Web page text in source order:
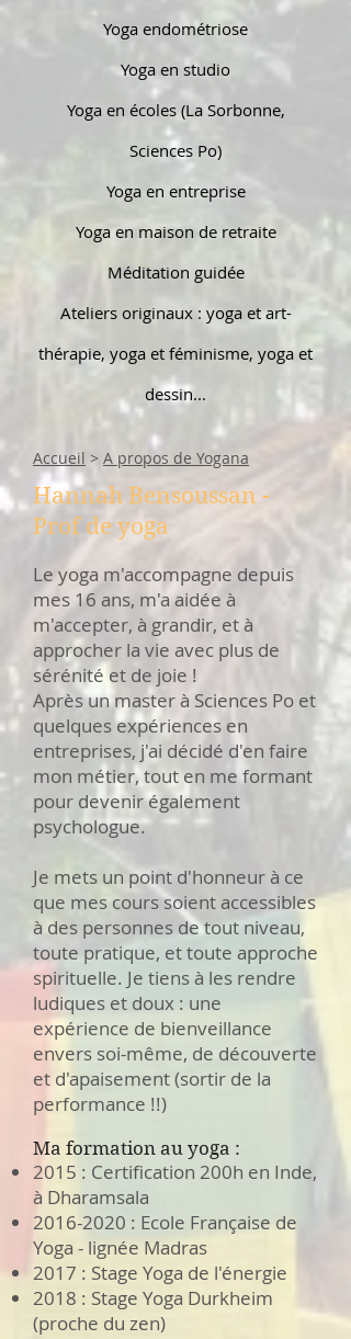
Yoga endométriose
Yoga en studio
Yoga en écoles (La Sorbonne,
Sciences Po)
Yoga en entreprise
Yoga en maison de retraite
Méditation guidée
Ateliers originaux : yoga et art-
thérapie, yoga et féminisme, yoga et
dessin...
Accueil > A propos de Yogana
Hannah Bensoussan -
Prof de yoga
Le yoga m'accompagne depuis
mes 16 ans, m'a aidée à
m'accepter, à grandir, et à
approcher la vie avec plus de
sérénité et de joie !
Après un master à Sciences Po et
quelques expériences en
entreprises, j'ai décidé d'en faire
mon métier, tout en me formant
pour devenir également
psychologue.
Je mets un point d'honneur à ce
que mes cours soient accessibles
à des personnes de tout niveau,
toute pratique, et toute approche
spirituelle. Je tiens à les rendre
ludiques et doux : une
expérience de bienveillance
envers soi-même, de découverte
et d'apaisement (sortir de la
performance !!)
Ma formation au yoga :
2015 : Certification 200h en Inde,
à Dharamsala
2016-2020 : Ecole Française de
Yoga - lignée Madras
2017 : Stage Yoga de l'énergie
2018 : Stage Yoga Durkheim
(proche du zen)